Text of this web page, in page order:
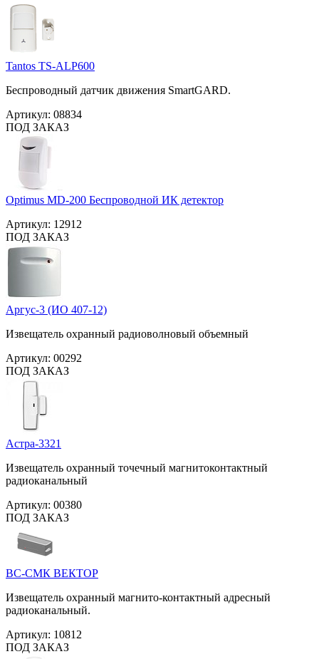
Tantos TS-ALP600
Беспроводный датчик движения SmartGARD.
Артикул: 08834
ПОД ЗАКАЗ
Optimus MD-200 Беспроводной ИК детектор
Артикул: 12912
ПОД ЗАКАЗ
Аргус-3 (ИО 407-12)
Извещатель охранный радиоволновый объемный
Артикул: 00292
ПОД ЗАКАЗ
Астра-3321
Извещатель охранный точечный магнитоконтактный
радиоканальный
Артикул: 00380
ПОД ЗАКАЗ
ВС-СМК ВЕКТОР
Извещатель охранный магнито-контактный адресный
радиоканальный.
Артикул: 10812
ПОД ЗАКАЗ